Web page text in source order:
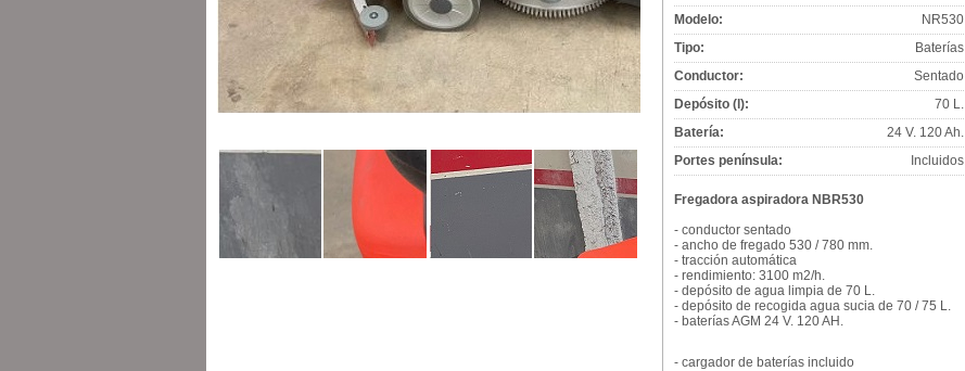
Modelo:
NR530
Tipo:
Baterías
Conductor:
Sentado
Depósito (l):
70 L.
Batería:
24 V. 120 Ah.
Portes península:
Incluidos
Fregadora aspiradora NBR530
- conductor sentado
- ancho de fregado 530 / 780 mm.
- tracción automática
- rendimiento: 3100 m2/h.
- depósito de agua limpia de 70 L.
- depósito de recogida agua sucia de 70 / 75 L.
- baterías AGM 24 V. 120 AH.
- cargador de baterí­as incluido